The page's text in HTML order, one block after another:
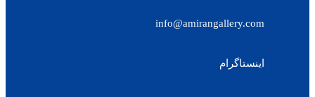
info@amirangallery.com
اینستاگرام